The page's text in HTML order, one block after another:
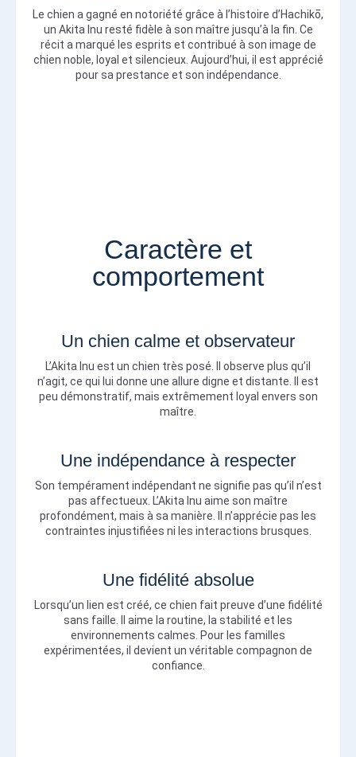
Le chien a gagné en notoriété grâce à l’histoire d’Hachikō,
un Akita Inu resté fidèle à son maître jusqu’à la fin. Ce
récit a marqué les esprits et contribué à son image de
chien noble, loyal et silencieux. Aujourd’hui, il est apprécié
pour sa prestance et son indépendance.
Caractère et
comportement
Un chien calme et observateur
L’Akita Inu est un chien très posé. Il observe plus qu’il
n’agit, ce qui lui donne une allure digne et distante. Il est
peu démonstratif, mais extrêmement loyal envers son
maître.
Une indépendance à respecter
Son tempérament indépendant ne signifie pas qu’il n’est
pas affectueux. L’Akita Inu aime son maître
profondément, mais à sa manière. Il n’apprécie pas les
contraintes injustifiées ni les interactions brusques.
Une fidélité absolue
Lorsqu’un lien est créé, ce chien fait preuve d’une fidélité
sans faille. Il aime la routine, la stabilité et les
environnements calmes. Pour les familles
expérimentées, il devient un véritable compagnon de
confiance.